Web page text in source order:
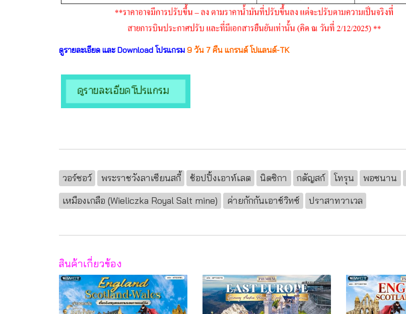
ดูรายละเอียด และ Download โปรแกรม 9 วัน 7 คืน แกรนด์ โปแลนด์-TK
วอร์ซอว์ พระราชวังลาเซียนสกี้ ช้อปปิ้งเอาท์เลต นิดซิกา กดัญสก์ โทรุน พอซนาน
เหมืองเกลือ (Wieliczka Royal Salt mine)
ค่ายกักกันเอาช์วิทซ์ ปราสาทวาเวล
สินค้าเกี่ยวข้อง